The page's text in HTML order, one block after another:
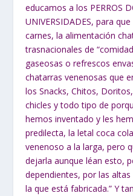
educamos a los PERROS
UNIVERSIDADES, para
carnes, la alimentación
trasnacionales de
gaseosas o refrescos
chatarras venenosas que
los Snacks, Chitos,
chicles y todo tipo de
hemos inventado y les
predilecta, la letal coca
venenoso a la larga, pero
dejarla aunque léan esto,
dependientes, por las
la que está fabricada.” Y